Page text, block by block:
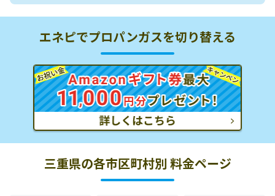
エネピでプロパンガスを切り替える
三重県の各市区町村別 料金ページ